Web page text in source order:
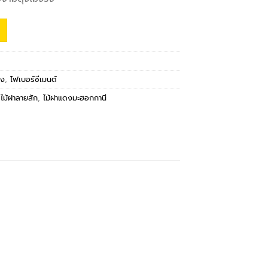
,ไฟเบอร์ซีเมนต์
ไม้ฝาลายสัก,ไม้ฝาแดงมะฮอกกานี